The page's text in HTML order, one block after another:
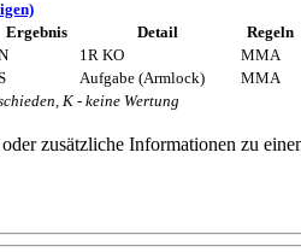
Ergebnis Detail
Regeln
1R KO
MMA
Aufgabe (Armlock)
MMA
K - keine Wertung
zusätzliche Informationen zu